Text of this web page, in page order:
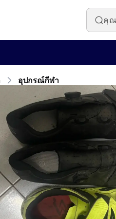
อุปกรณ์กีฬา